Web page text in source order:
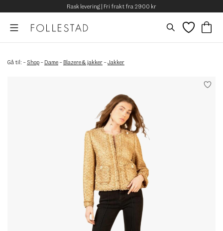
Rask levering | Fri frakt fra 2900 kr
Gå til: – Shop – Dame – Blazere & jakker –Jakker